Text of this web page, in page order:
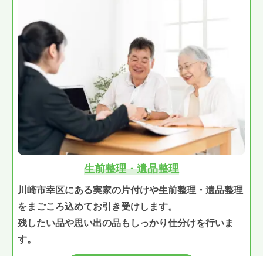
生前整理・遺品整理
川崎市幸区にある実家の片付けや生前整理・遺品整理
をまごころ込めてお引き受けします。
残したい品や思い出の品もしっかり仕分けを行いま
す。